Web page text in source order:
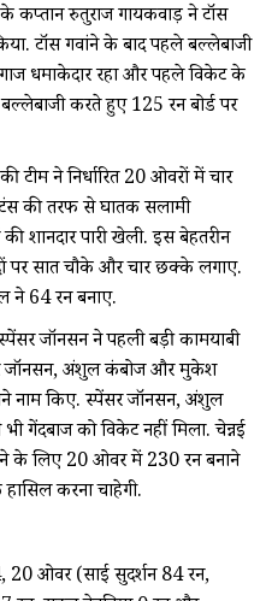
कप्तान रुतुराज गायकवाड़ ने टॉस
टॉस गवांने के बाद पहले बल्लेबाजी
धमाकेदार रहा और पहले विकेट के
करते हुए 125 रन बोर्ड पर
ने निर्धारित 20 ओवरों में चार
की तरफ से घातक सलामी
शानदार पारी खेली. इस बेहतरीन
पर सात चौके और चार छक्के लगाए.
ने 64 रन बनाए.
जॉनसन ने पहली बड़ी कामयाबी
जॉनसन, अंशुल कंबोज और मुकेश
नाम किए. स्पेंसर जॉनसन, अंशुल
गेंदबाज को विकेट नहीं मिला. चेन्नई
के लिए 20 ओवर में 230 रन बनाने
करना चाहेगी.
ओवर (साई सुदर्शन 84 रन,